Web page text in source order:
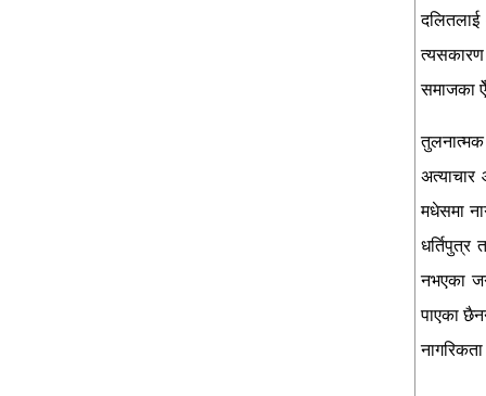
दलितलाई
त्यसकारण
समाजका
तुलनात्मक
अत्याचार
मधेसमा
धर्तिपुत्र
नभएका
पाएका